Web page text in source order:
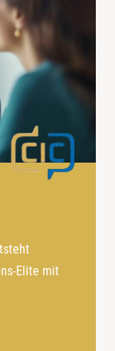
Elite mit